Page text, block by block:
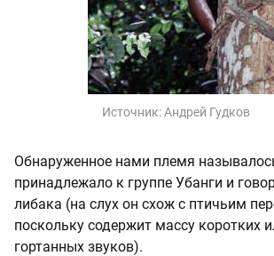
Источник:Андрей Гудков
Обнаруженное нами племя
принадлежало к группе Убанги и
либака (на слух он схож с птичьим
поскольку содержит массу коротких
гортанных звуков).